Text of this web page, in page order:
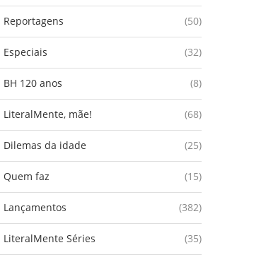
Reportagens (50)
Especiais (32)
BH 120 anos (8)
LiteralMente, mãe! (68)
Dilemas da idade (25)
Quem faz (15)
Lançamentos (382)
LiteralMente Séries (35)